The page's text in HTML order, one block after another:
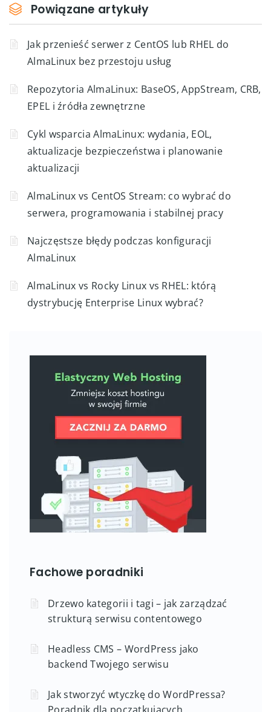
Powiązane artykuły
Jak przenieść serwer z CentOS lub RHEL do
AlmaLinux bez przestoju usług
Repozytoria AlmaLinux: BaseOS, AppStream, CRB,
EPEL i źródła zewnętrzne
Cykl wsparcia AlmaLinux: wydania, EOL,
aktualizacje bezpieczeństwa i planowanie
aktualizacji
AlmaLinux vs CentOS Stream: co wybrać do
serwera, programowania i stabilnej pracy
Najczęstsze błędy podczas konfiguracji
AlmaLinux
AlmaLinux vs Rocky Linux vs RHEL: którą
dystrybucję Enterprise Linux wybrać?
Fachowe poradniki
Drzewo kategorii i tagi – jak zarządzać
strukturą serwisu contentowego
Headless CMS – WordPress jako
backend Twojego serwisu
Jak stworzyć wtyczkę do WordPressa?